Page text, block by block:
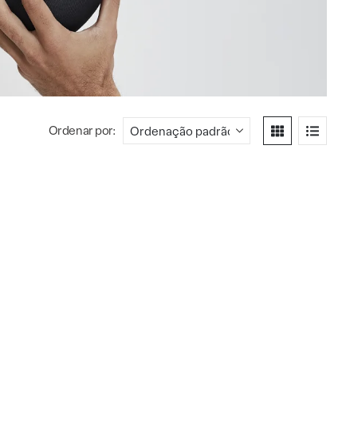
Ordenar por: